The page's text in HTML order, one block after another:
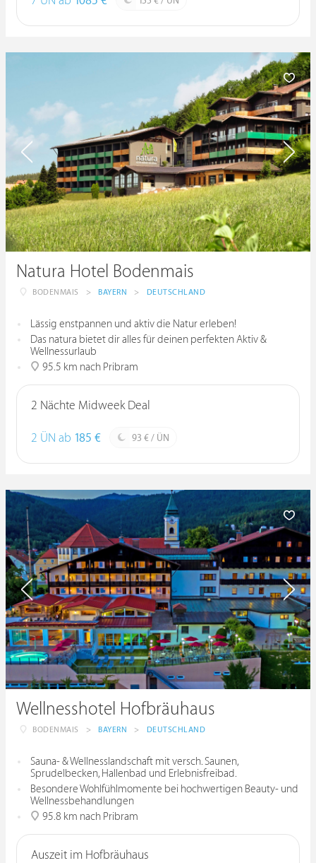
Natura Hotel Bodenmais
BODENMAIS > BAYERN > DEUTSCHLAND
Lässig enstpannen und aktiv die Natur erleben!
Das natura bietet dir alles für deinen perfekten Aktiv &
Wellnessurlaub
95.5 km nach Pribram
2 Nächte Midweek Deal
2 ÜN ab 185 € 93 € / ÜN
Wellnesshotel Hofbräuhaus
BODENMAIS > BAYERN > DEUTSCHLAND
Sauna- & Wellnesslandschaft mit versch. Saunen,
Sprudelbecken, Hallenbad und Erlebnisfreibad.
Besondere Wohlfühlmomente bei hochwertigen Beauty- und
Wellnessbehandlungen
95.8 km nach Pribram
Auszeit im Hofbräuhaus